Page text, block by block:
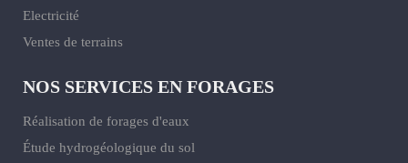
Electricité
Ventes de terrains
NOS SERVICES EN FORAGES
Réalisation de forages d'eaux
Étude hydrogéologique du sol